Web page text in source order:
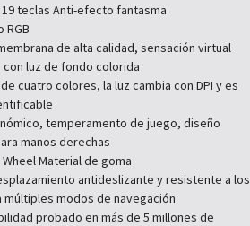
19 teclas Anti-efecto fantasma
RGB
de alta calidad, sensación virtual
con luz de fondo colorida
cuatro colores, la luz cambia con DPI y es
temperamento de juego, diseño
manos derechas
Material de goma
antideslizante y resistente a los
múltiples modos de navegación
probado en más de 5 millones de